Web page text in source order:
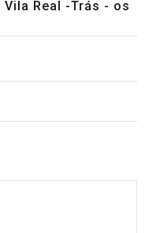
Real -Trás - os